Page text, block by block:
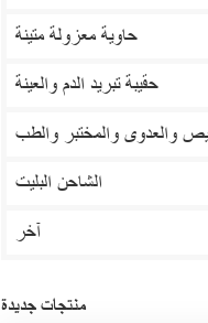
حاوية معزولة متينة
حقيبة تبريد الدم والعينة
والعدوى والمختبر والطب
الشاحن البليت
آخر
منتجات جديدة